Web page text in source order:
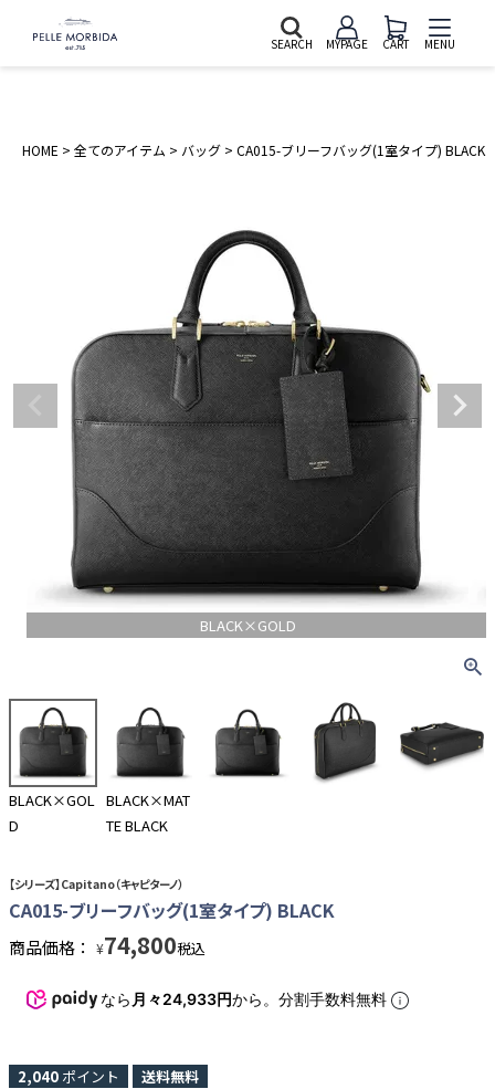
SEARCH MYPAGE CART MENU
HOME 全てのアイテム バッグ CA015-ブリーフバッグ(1室タイプ) BLACK
BLACK×GOLD
BLACK×GOL
D
BLACK×MAT
TE BLACK
【シリーズ】Capitano（キャピターノ）
CA015-ブリーフバッグ(1室タイプ) BLACK
商品価格： ¥74,800税込
なら 月々24,933円から。分割手数料無料
2,040 ポイント 送料無料